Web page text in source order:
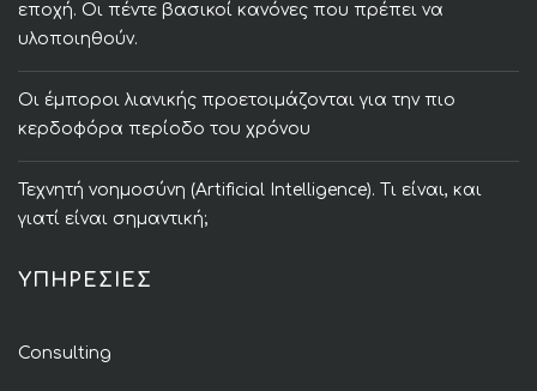
εποχή. Οι πέντε βασικοί κανόνες που πρέπει να
υλοποιηθούν.
Οι έμποροι λιανικής προετοιμάζονται για την πιο
κερδοφόρα περίοδο του χρόνου
Τεχνητή νοημοσύνη (Artificial Intelligence). Τι είναι, και
γιατί είναι σημαντική;
ΥΠΗΡΕΣΙΕΣ
Consulting